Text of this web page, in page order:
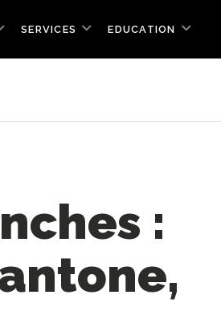
SERVICES EDUCATION
: